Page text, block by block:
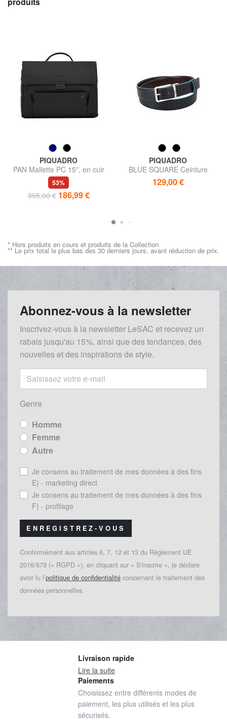
PIQUADRO
PAN Mallette PC 15", en cuir
53%
395,00 € 186,99 €
PIQUADRO
BLUE SQUARE Ceinture
réversible
129,00 €
* Hors produits en cours et produits de la Collection
** Le prix total le plus bas des 30 derniers jours, avant réduction de prix.
Abonnez-vous à la newsletter
Inscrivez-vous à la newsletter LeSAC et recevez un
rabais jusqu'au 15%, ainsi que des tendances, des
nouvelles et des inspirations de style.
Genre
Homme
Femme
Autre
Je consens au traitement de mes données à des fins
E) - marketing direct
Je consens au traitement de mes données à des fins
F) - profilage
ENREGISTREZ-VOUS
Conformément aux articles 6, 7, 12 et 13 du Règlement UE
2016/679 (« RGPD »), en cliquant sur « S'inscrire », je déclare
avoir lu l’politique de confidentialité concernant le traitement des
données personnelles.
Livraison rapide
Lire la suite
Paiements
Choisissez entre différents modes de
paiement, les plus utilisés et les plus
sécurisés.